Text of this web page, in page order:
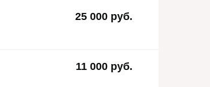
25 000 руб.
11 000 руб.